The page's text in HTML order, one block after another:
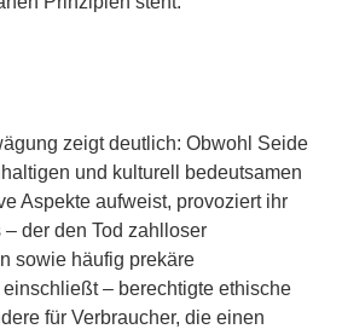
zeigt deutlich: Obwohl Seide
und kulturell bedeutsamen
Aspekte aufweist, provoziert ihr
der den Tod zahlloser
sowie häufig prekäre
– berechtigte ethische
für Verbraucher, die einen